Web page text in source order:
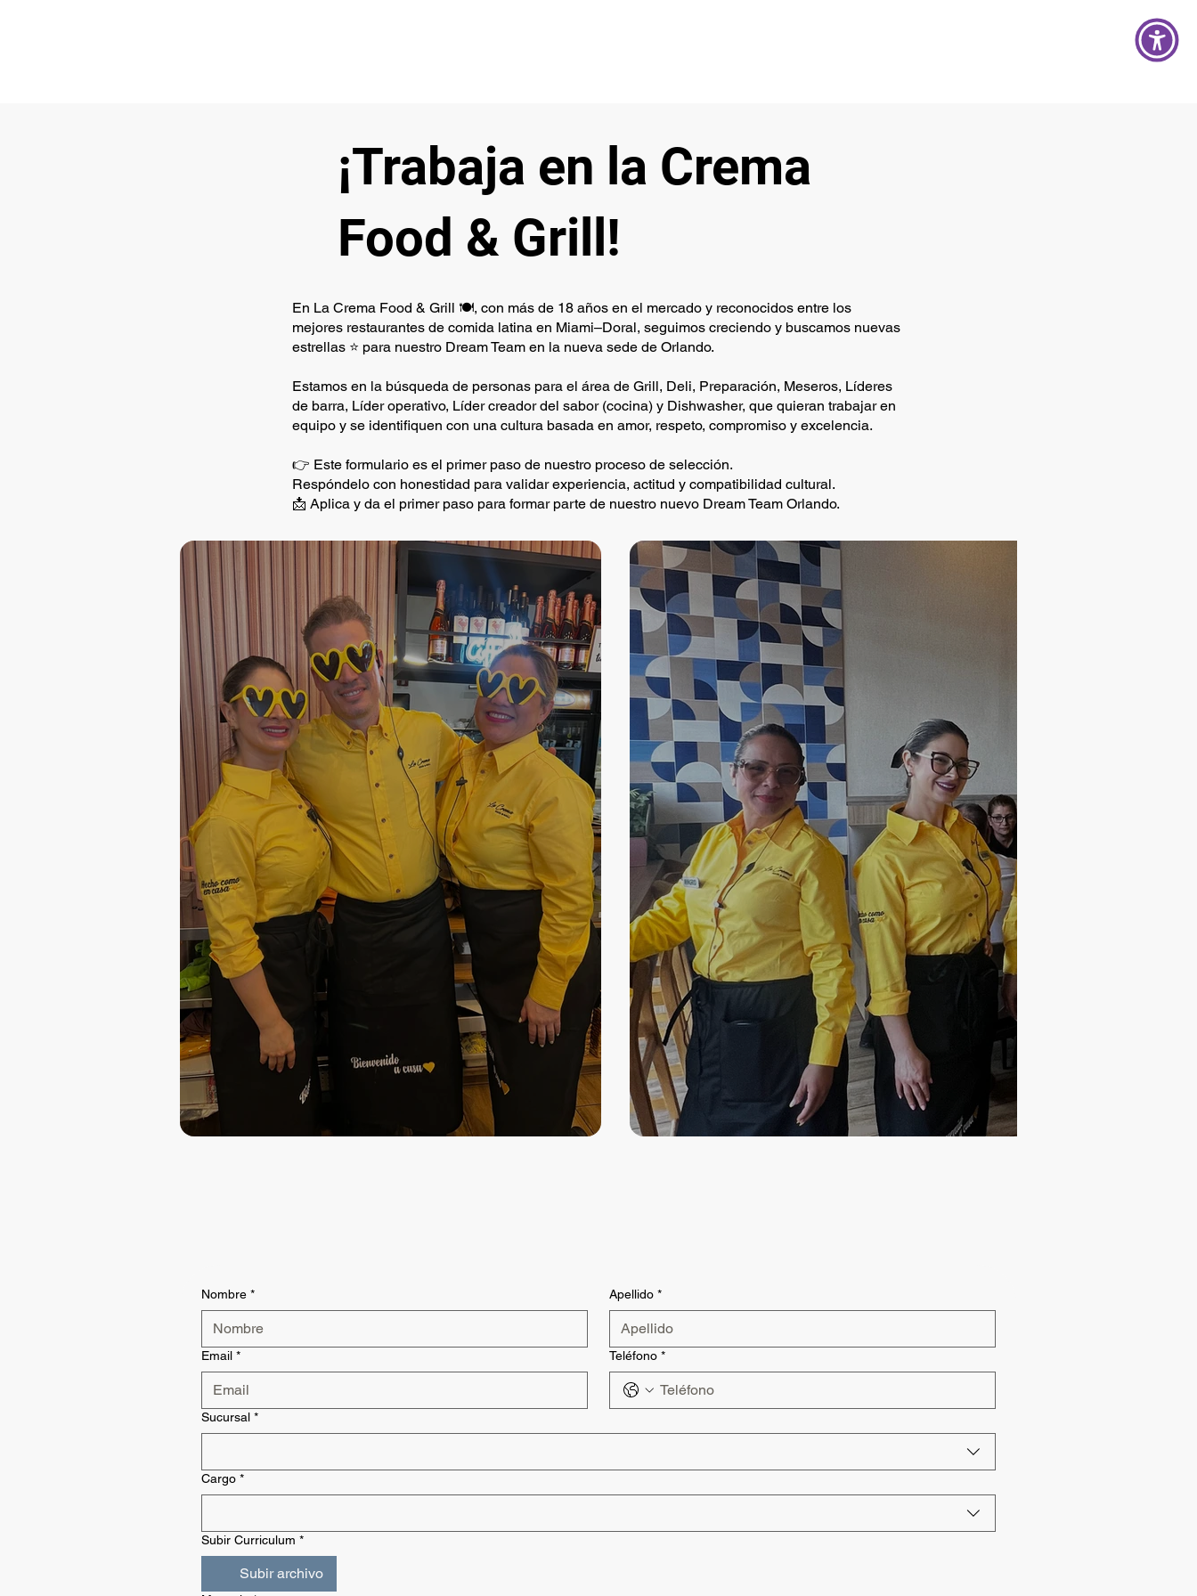
¡Trabaja en la Crema
Food & Grill!
En La Crema Food & Grill 🍽️, con más de 18 años en el mercado y reconocidos entre los
mejores restaurantes de comida latina en Miami–Doral, seguimos creciendo y buscamos nuevas
estrellas ⭐️ para nuestro Dream Team en la nueva sede de Orlando.
Estamos en la búsqueda de personas para el área de Grill, Deli, Preparación, Meseros, Líderes
de barra, Líder operativo, Líder creador del sabor (cocina) y Dishwasher, que quieran trabajar en
equipo y se identifiquen con una cultura basada en amor, respeto, compromiso y excelencia.
👉 Este formulario es el primer paso de nuestro proceso de selección.
Respóndelo con honestidad para validar experiencia, actitud y compatibilidad cultural.
📩 Aplica y da el primer paso para formar parte de nuestro nuevo Dream Team Orlando.
Nombre * Apellido *
Email * Teléfono *
Sucursal *
Cargo *
Subir Curriculum *
Subir archivo